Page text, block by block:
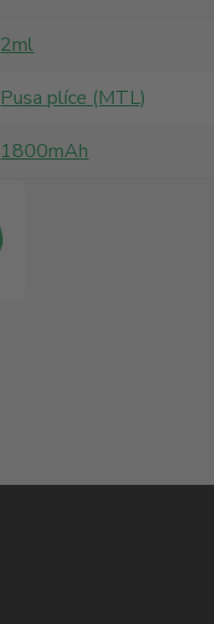
2ml
Pusa plíce (MTL)
1800mAh